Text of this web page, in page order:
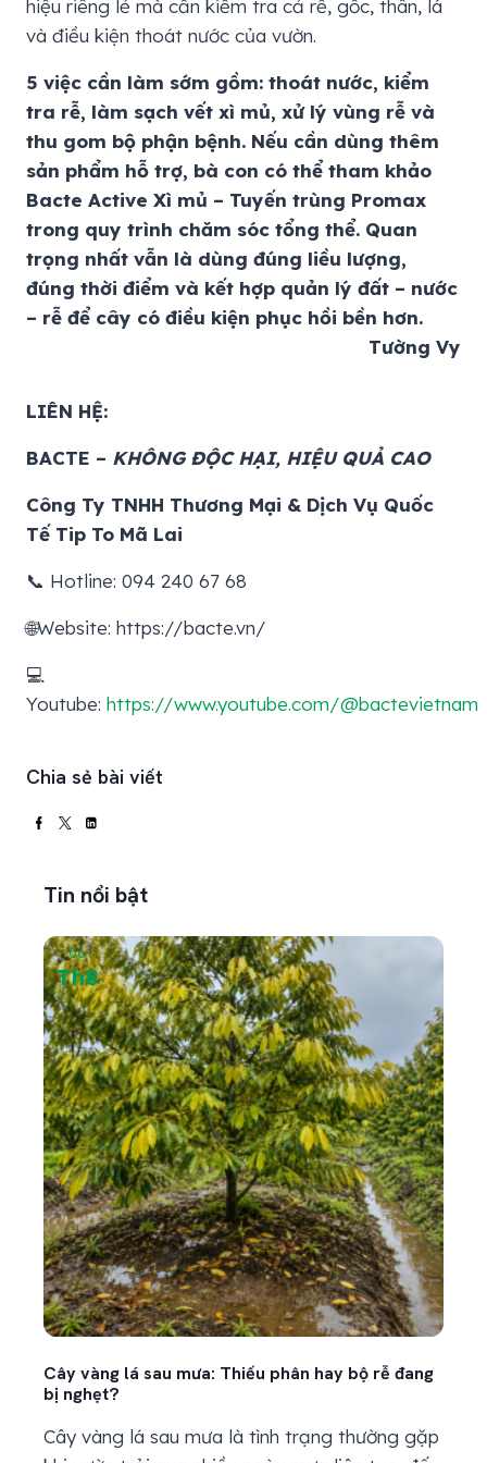
hiệu riêng lẻ mà cần kiểm tra cả rễ, gốc, thân, lá
và điều kiện thoát nước của vườn.
5 việc cần làm sớm gồm: thoát nước, kiểm
tra rễ, làm sạch vết xì mủ, xử lý vùng rễ và
thu gom bộ phận bệnh. Nếu cần dùng thêm
sản phẩm hỗ trợ, bà con có thể tham khảo
Bacte Active Xì mủ – Tuyến trùng Promax
trong quy trình chăm sóc tổng thể. Quan
trọng nhất vẫn là dùng đúng liều lượng,
đúng thời điểm và kết hợp quản lý đất – nước
– rễ để cây có điều kiện phục hồi bền hơn.
Tường Vy
LIÊN HỆ:
BACTE – KHÔNG ĐỘC HẠI, HIỆU QUẢ CAO
Công Ty TNHH Thương Mại & Dịch Vụ Quốc
Tế Tip To Mã Lai
📞 Hotline: 094 240 67 68
🌐Website: https://bacte.vn/
💻
Youtube: https://www.youtube.com/@bactevietnam
Chia sẻ bài viết
Tin nổi bật
06
Th8
Cây vàng lá sau mưa: Thiếu phân hay bộ rễ đang
bị nghẹt?
Cây vàng lá sau mưa là tình trạng thường gặp